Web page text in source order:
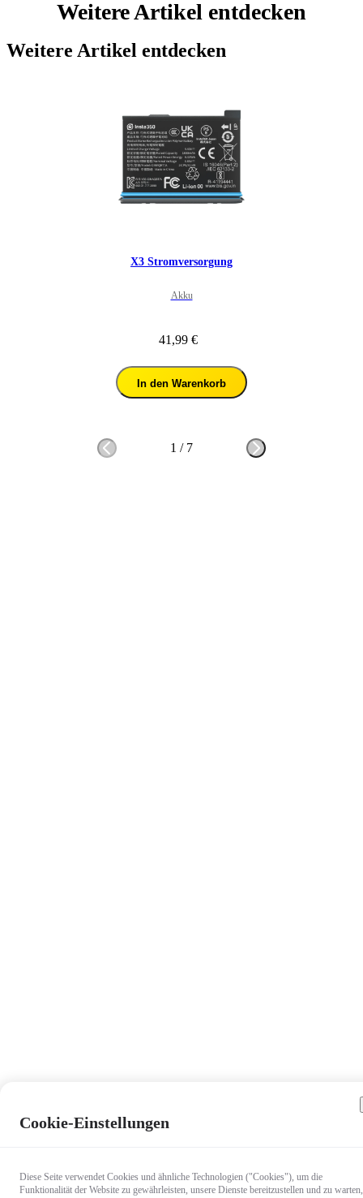
Weitere Artikel entdecken
Weitere Artikel entdecken
X3 Stromversorgung
Akku
41,99 €
In den Warenkorb
1 / 7
Cookie-Einstellungen
Diese Seite verwendet Cookies und ähnliche Technologien ("Cookies"), um die
Funktionalität der Website zu gewährleisten, unsere Dienste bereitzustellen und zu warten,